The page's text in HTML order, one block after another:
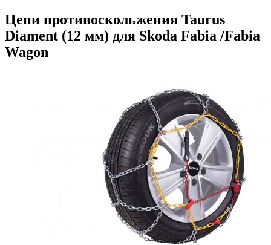
Цепи противоскольжения Taurus
Diament (12 мм) для Skoda Fabia /Fabia
Wagon